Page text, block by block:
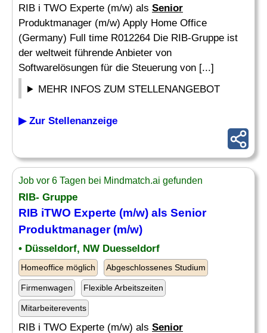
RIB i TWO Experte (m/w) als Senior
Produktmanager (m/w) Apply Home Office
(Germany) Full time R012264 Die RIB-Gruppe ist
der weltweit führende Anbieter von
Softwarelösungen für die Steuerung von [...]
MEHR INFOS ZUM STELLENANGEBOT
▶ Zur Stellenanzeige
Job vor 6 Tagen bei Mindmatch.ai gefunden
RIB- Gruppe
RIB iTWO Experte (m/w) als Senior
Produktmanager (m/w)
• Düsseldorf, NW Duesseldorf
Homeoffice möglich Abgeschlossenes Studium
Firmenwagen Flexible Arbeitszeiten
Mitarbeiterevents
RIB i TWO Experte (m/w) als Senior